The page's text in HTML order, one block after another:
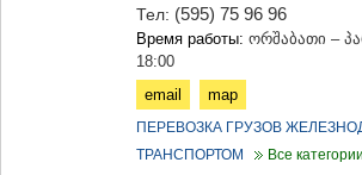
Тел: (595) 75 96 96
Время работы: ორშაბათი –
18:00
email
map
ПЕРЕВОЗКА ГРУЗОВ
ТРАНСПОРТОМ
Все категории